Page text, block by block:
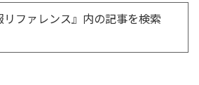
リファレンス』内の記事を検索